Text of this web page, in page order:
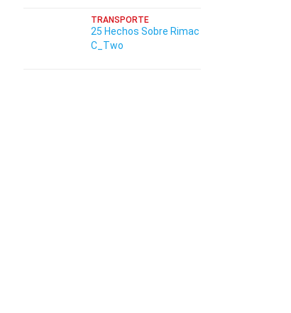
TRANSPORTE
25 Hechos Sobre Rimac
C_Two